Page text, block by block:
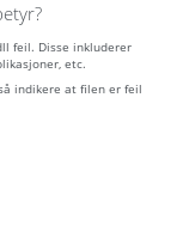
feil. Disse inkluderer
etc.
indikere at filen er feil